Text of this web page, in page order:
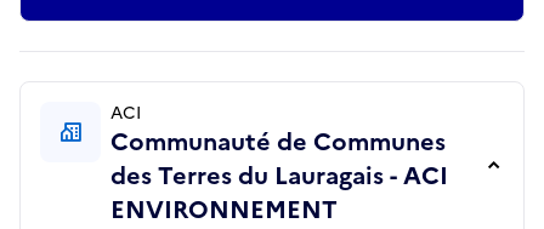
ACI
Communauté de Communes
des Terres du Lauragais - ACI
ENVIRONNEMENT